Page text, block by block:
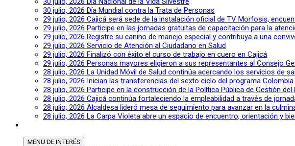
30 julio, 2026 Día Mundial contra la Trata de Personas
29 julio, 2026 Cajicá será sede de la instalación oficial de TV Morfosis,
29 julio, 2026 Participe en las jornadas gratuitas de capacitación para la
29 julio, 2026 Registre su canino de manejo especial y contribuya a una
29 julio, 2026 Servicio de Atención al Ciudadano en Salud
29 julio, 2026 Finalizó con éxito el curso de trabajo en cuero en Cajicá
29 julio, 2026 Personas mayores eligieron a sus representantes al Consejo
28 julio, 2026 La Unidad Móvil de Salud continúa acercando los servicios de
28 julio, 2026 Inician las transferencias del sexto ciclo del programa
28 julio, 2026 Participe en la construcción de la Política Pública de Gestión
28 julio, 2026 Cajicá continúa fortaleciendo la empleabilidad a través de
28 julio, 2026 Alcaldesa lideró mesa de seguimiento para avanzar en la
28 julio, 2026 La Carpa Violeta abre un espacio de encuentro, orientación y
MENU DE INTERÉS